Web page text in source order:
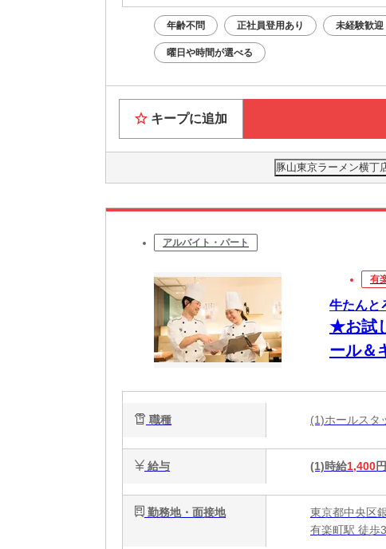
年齢不問 正社員登用あり 未経験歓迎
曜日や時間が選べる
キープに追加
豚山東京ラーメン横丁
アルバイト・パート
有
牛たんと
★お試
ール＆
職種 (1)ホールス
給与 (1)時給1,400
勤務地・面接地
東京都中央区
有楽町駅 徒歩